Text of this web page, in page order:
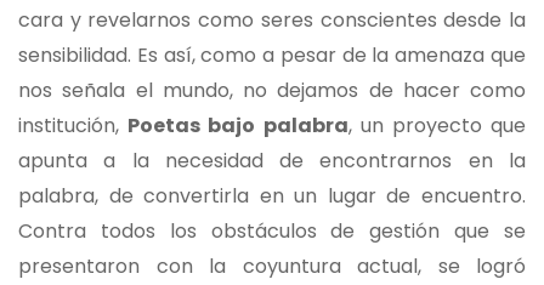
cara y revelarnos como seres conscientes desde la
sensibilidad. Es así, como a pesar de la amenaza que
nos señala el mundo, no dejamos de hacer como
institución, Poetas bajo palabra, un proyecto que
apunta a la necesidad de encontrarnos en la
palabra, de convertirla en un lugar de encuentro.
Contra todos los obstáculos de gestión que se
presentaron con la coyuntura actual, se logró